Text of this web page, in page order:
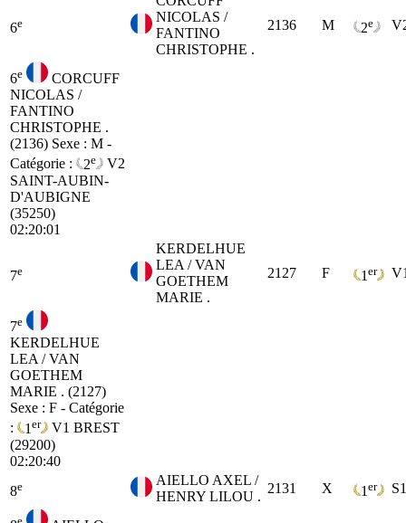
6e
NICOLAS /
FANTINO
CHRISTOPHE .
2136 M 2e
6e
CORCUFF
NICOLAS /
FANTINO
CHRISTOPHE .
(2136) Sexe : M -
Catégorie :
2e
V2
SAINT-AUBIN-
D'AUBIGNE
(35250)
02:20:01
7e
KERDELHUE
LEA / VAN
GOETHEM
MARIE .
2127 F 1 er
7e
KERDELHUE
LEA / VAN
GOETHEM
MARIE . (2127)
Sexe : F - Catégorie
:
1 er V1 BREST
(29200)
02:20:40
8e
AIELLO AXEL /
HENRY LILOU .
2131 X 1 er S1